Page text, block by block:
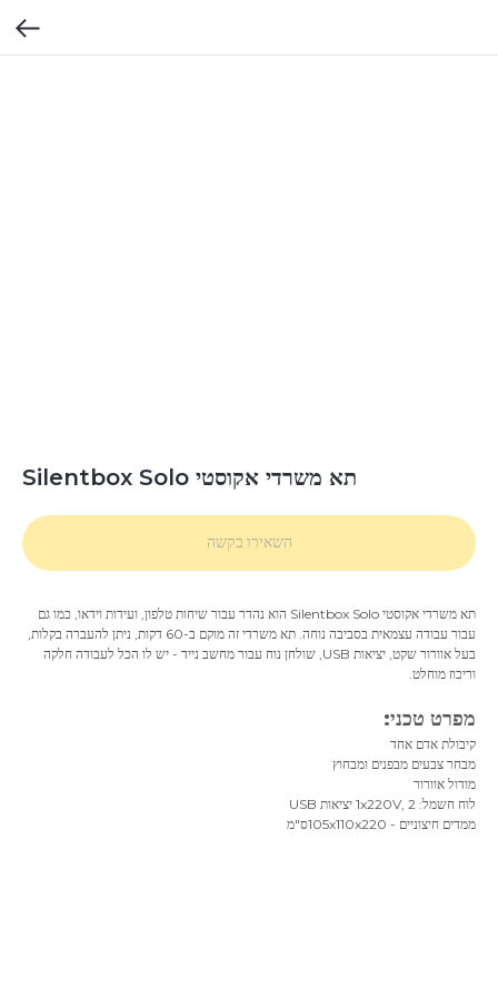
תא משרדי אקוסטי Silentbox Solo
השאירו בקשה
תא משרדי אקוסטי Silentbox Solo הוא נהדר עבור שיחות טלפון, ועידות וידאו, כמו גם
עבור עבודה עצמאית בסביבה נוחה. תא משרדי זה מוקם ב-60 דקות, ניתן להעברה בקלות,
בעל אוורור שקט, יציאות USB, שולחן נוח עבור מחשב נייד - יש לו הכל לעבודה חלקה
וריכוז מוחלט.
מפרט טכני:
קיבולת אדם אחד
מבחר צבעים מבפנים ומבחוץ
מודול אוורור
לוח חשמל: 1x220V, 2 יציאות USB
ממדים חיצוניים - 105x110x220ס"מ